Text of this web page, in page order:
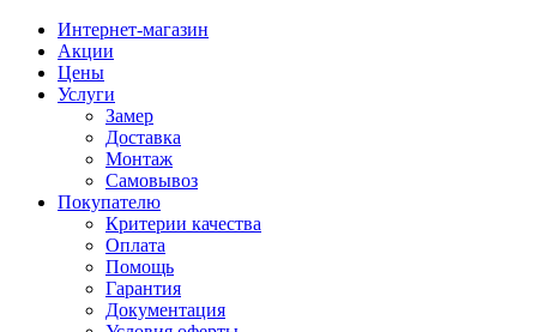
Интернет-магазин
Акции
Цены
Услуги
Замер
Доставка
Монтаж
Самовывоз
Покупателю
Критерии качества
Оплата
Помощь
Гарантия
Документация